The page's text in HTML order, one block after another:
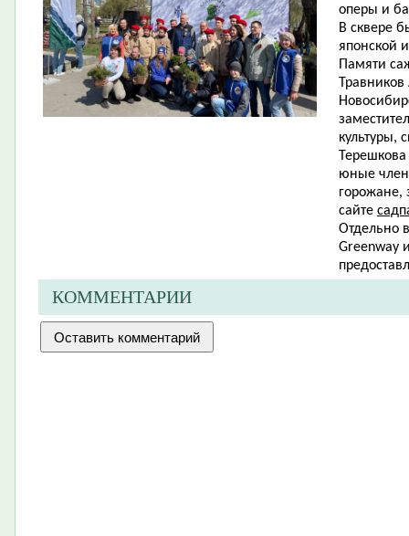
оперы и
В сквере
японской
Памяти
культуры,
юные
горожане,
сайте
Отдельно
Greenway
КОММЕНТАРИИ